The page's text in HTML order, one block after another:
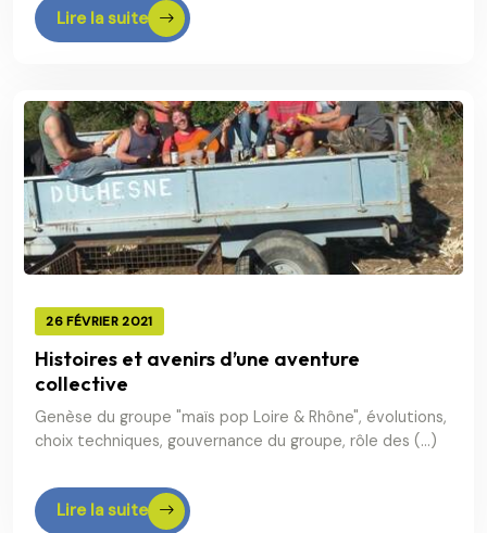
Lire la suite
26 FÉVRIER 2021
Histoires et avenirs d’une aventure
collective
Genèse du groupe "maïs pop Loire & Rhône", évolutions,
choix techniques, gouvernance du groupe, rôle des (…)
Lire la suite